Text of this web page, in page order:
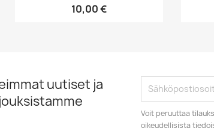
10,00 €
uutiset ja
Voit peruuttaa
oikeudellisista